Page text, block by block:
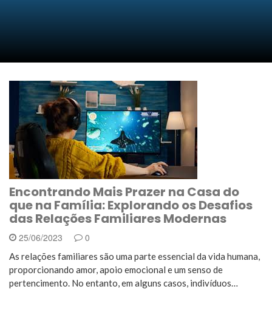
Encontrando Mais Prazer na Casa do
que na Família: Explorando os Desafios
das Relações Familiares Modernas
25/06/2023 0
As relações familiares são uma parte essencial da vida humana,
proporcionando amor, apoio emocional e um senso de
pertencimento. No entanto, em alguns casos, indivíduos…